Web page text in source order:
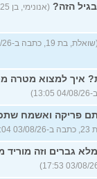
שאלות חדשות
הזה?
בת 19, כתבה ב-04/08/26 13:14)
איך למצוא מטרה
פריקה ואשמח
גברים וזה מוריד